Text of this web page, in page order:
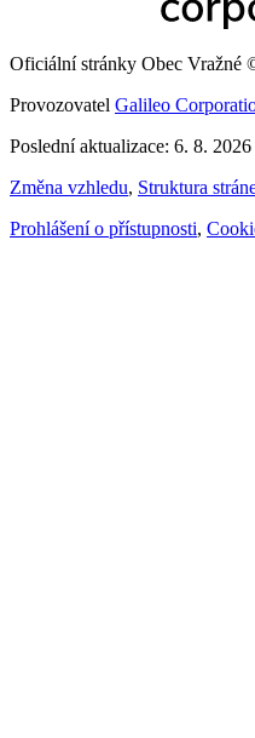
Oficiální stránky Obec Vražné
Provozovatel Galileo
Poslední aktualizace: 6. 8. 2026
Změna vzhledu, Struktura
Prohlášení o přístupnosti,